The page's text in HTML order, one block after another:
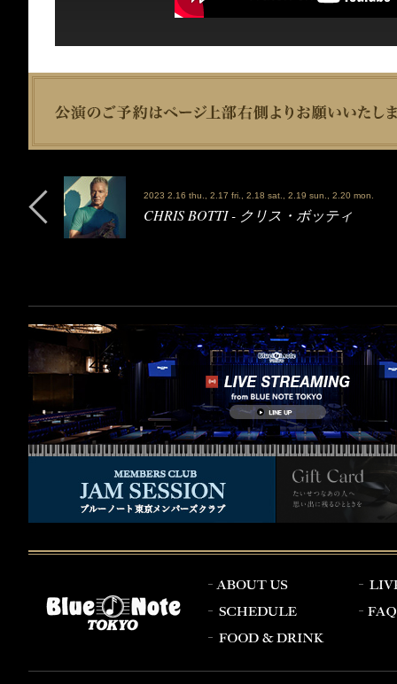
2023 2.16 thu., 2.17 fri., 2.18 sat., 2.19 sun., 2.20 mon.
CHRIS BOTTI - クリス・ボッティ